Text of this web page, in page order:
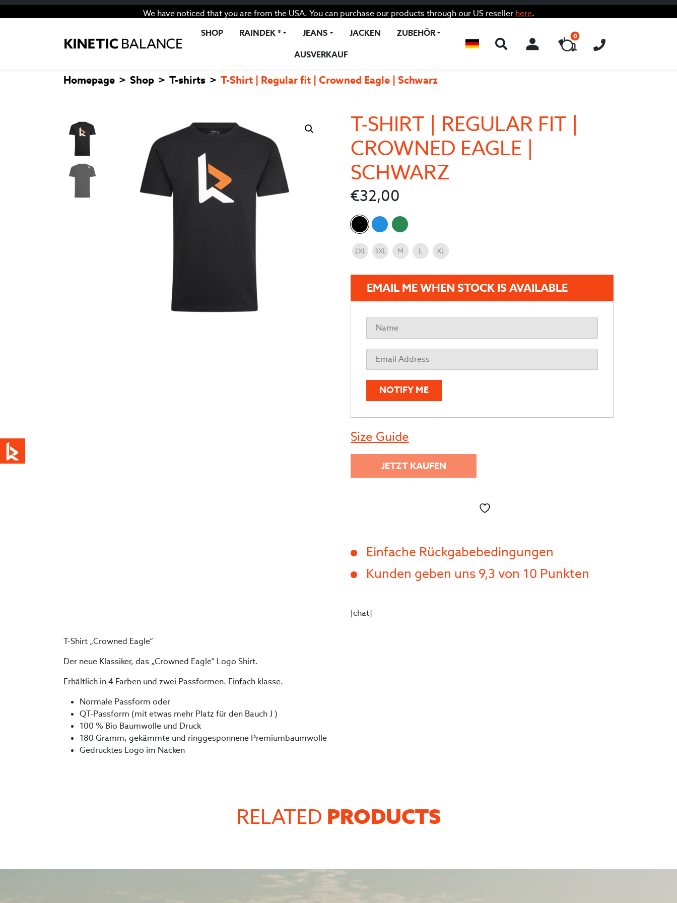
We have noticed that you are from the USA. You can purchase our products through our US reseller here.
SHOP
RAINDEK ® JEANS JACKEN ZUBEHÖR
AUSVERKAUF ACCOUNT
0
Homepage Shop T-shirts T-Shirt | Regular fit | Crowned Eagle | Schwarz
T-SHIRT | REGULAR FIT |
CROWNED EAGLE |
SCHWARZ
€32,00
Color
Größe
2XL 3XL M L XL
EMAIL ME WHEN STOCK IS AVAILABLE
NOTIFY ME
Size Guide
JETZT KAUFEN
Einfache Rückgabebedingungen
Kunden geben uns 9,3 von 10 Punkten
[chat]
T-Shirt „Crowned Eagle“
Der neue Klassiker, das „Crowned Eagle“ Logo Shirt.
Erhältlich in 4 Farben und zwei Passformen. Einfach klasse.
Normale Passform oder
QT-Passform (mit etwas mehr Platz für den Bauch J )
100 % Bio Baumwolle und Druck
180 Gramm, gekämmte und ringgesponnene Premiumbaumwolle
Gedrucktes Logo im Nacken
RELATED PRODUCTS